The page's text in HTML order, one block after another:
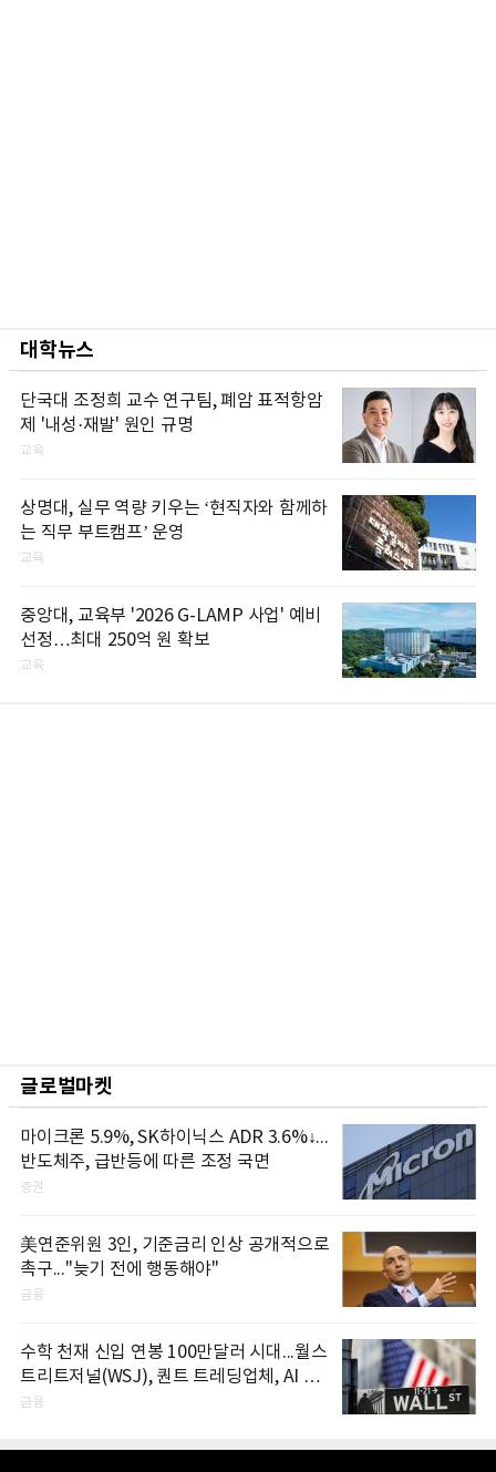
대학뉴스
단국대 조정희 교수 연구팀, 폐암 표적항암
제 '내성·재발' 원인 규명
교육
상명대, 실무 역량 키우는 ‘현직자와 함께하
는 직무 부트캠프’ 운영
교육
중앙대, 교육부 '2026 G-LAMP 사업' 예비
선정…최대 250억 원 확보
교육
글로벌마켓
마이크론 5.9%, SK하이닉스 ADR 3.6%↓...
반도체주, 급반등에 따른 조정 국면
증권
美연준위원 3인, 기준금리 인상 공개적으로
촉구..."늦기 전에 행동해야"
금융
수학 천재 신입 연봉 100만달러 시대...월스
트리트저널(WSJ), 퀀트 트레딩업체, AI 기
업들 인재 확보 경쟁
금융